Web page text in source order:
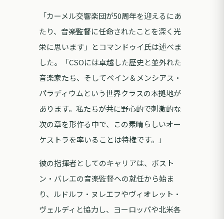
「カーメル交響楽団が50周年を迎えるにあ
たり、音楽監督に任命されたことを深く光
栄に思います」とコマンドゥイ氏は述べま
した。「CSOには卓越した歴史と並外れた
音楽家たち、そしてペイン＆メンシアス・
パラディウムという世界クラスの本拠地が
あります。私たちが共に野心的で刺激的な
次の章を形作る中で、この素晴らしいオー
ケストラを率いることは特権です。」
彼の指揮者としてのキャリアは、ボスト
ン・バレエの音楽監督への就任から始ま
り、ルドルフ・ヌレエフやヴィオレット・
ヴェルディと協力し、ヨーロッパや北米各